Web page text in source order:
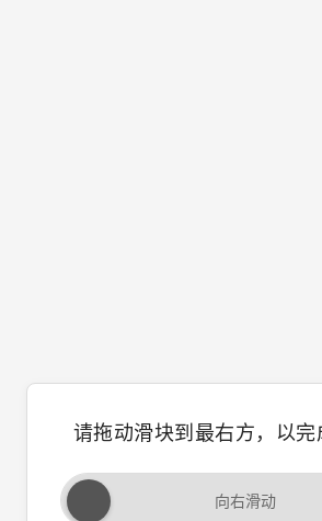
请拖动滑块到最右方，以
向右滑动